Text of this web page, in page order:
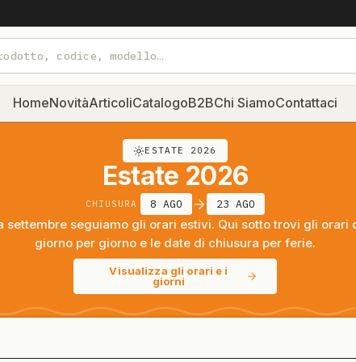
HomeNovitàArticoliCatalogoB2BChi SiamoContattaci
ESTATE 2026
Estate 2026
CHIUSURA 8 AGO 23 AGO
settembre seguiamo gli orari estivi. Qui sotto trovi gli orari
giorno per giorno e le date di chiusura per ferie.
Visualizza gli orari e i
giorni